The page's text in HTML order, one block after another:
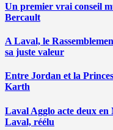
Un premier vrai conseil
Bercault
A Laval, le
sa juste valeur
Entre Jordan et la
Karth
Laval Agglo acte deux en
Laval, réélu